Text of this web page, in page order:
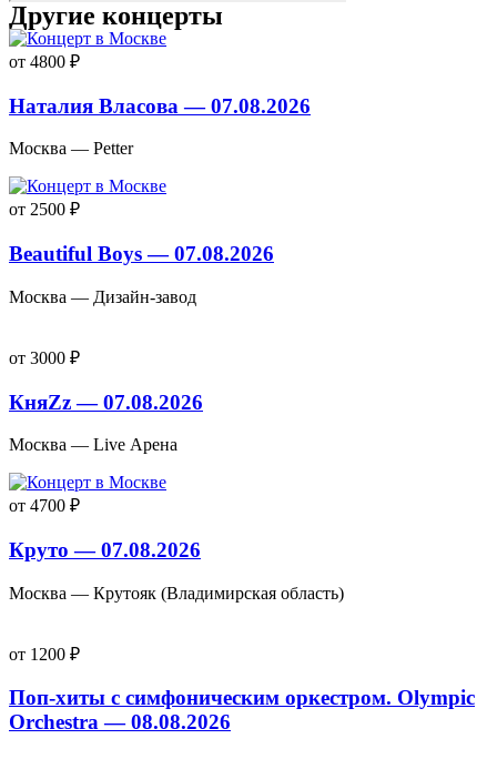
Другие концерты
от 4800 ₽
Наталия Власова — 07.08.2026
Москва — Petter
от 2500 ₽
Beautiful Boys — 07.08.2026
Москва — Дизайн-завод
от 3000 ₽
КняZz — 07.08.2026
Москва — Live Арена
от 4700 ₽
Круто — 07.08.2026
Москва — Крутояк (Владимирская область)
от 1200 ₽
Поп-хиты с симфоническим оркестром. Olympic
Orchestra — 08.08.2026